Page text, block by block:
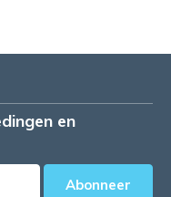
en
Abonneer